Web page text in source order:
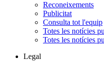
Reconeixements
Publicitat
Consulta tot l'equip
Totes les notícies
Totes les notícies
Legal